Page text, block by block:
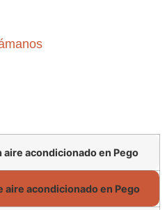
acondicionado en Pego
acondicionado en Pego